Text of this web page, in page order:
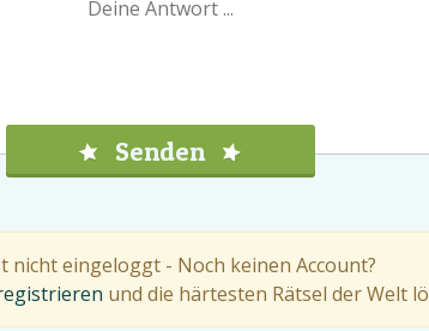
Senden
nicht eingeloggt - Noch keinen Account?
und die härtesten Rätsel der Welt